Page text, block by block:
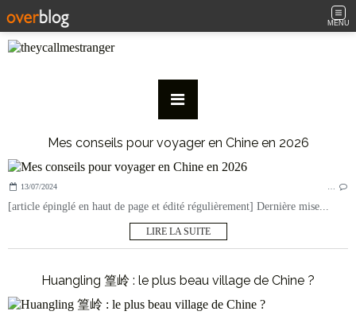
MENU
Mes conseils pour voyager en Chine en 2026
13/07/2024
[article épinglé en haut de page et édité régulièrement] Dernière mise...
LIRE LA SUITE
Huangling 篁岭 : le plus beau village de Chine ?